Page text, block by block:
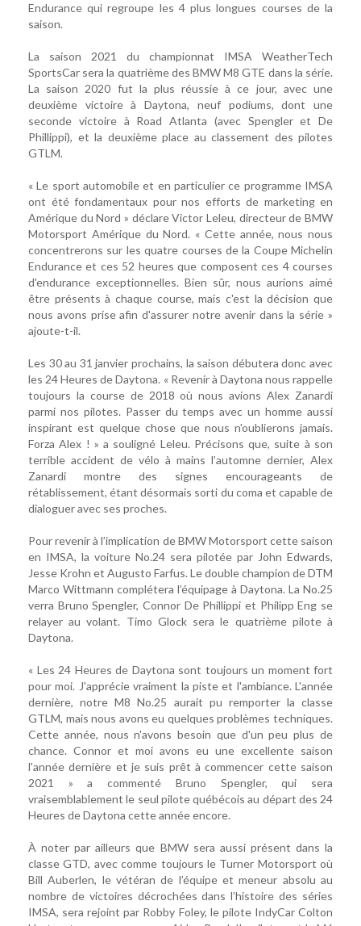
Endurance qui regroupe les 4 plus longues courses de la
saison.
La saison 2021 du championnat IMSA WeatherTech
SportsCar sera la quatrième des BMW M8 GTE dans la série.
La saison 2020 fut la plus réussie à ce jour, avec une
deuxième victoire à Daytona, neuf podiums, dont une
seconde victoire à Road Atlanta (avec Spengler et De
Phillippi), et la deuxième place au classement des pilotes
GTLM.
« Le sport automobile et en particulier ce programme IMSA
ont été fondamentaux pour nos efforts de marketing en
Amérique du Nord » déclare Victor Leleu, directeur de BMW
Motorsport Amérique du Nord. « Cette année, nous nous
concentrerons sur les quatre courses de la Coupe Michelin
Endurance et ces 52 heures que composent ces 4 courses
d'endurance exceptionnelles. Bien sûr, nous aurions aimé
être présents à chaque course, mais c'est la décision que
nous avons prise afin d'assurer notre avenir dans la série »
ajoute-t-il.
Les 30 au 31 janvier prochains, la saison débutera donc avec
les 24 Heures de Daytona. « Revenir à Daytona nous rappelle
toujours la course de 2018 où nous avions Alex Zanardi
parmi nos pilotes. Passer du temps avec un homme aussi
inspirant est quelque chose que nous n'oublierons jamais.
Forza Alex ! » a souligné Leleu. Précisons que, suite à son
terrible accident de vélo à mains l’automne dernier, Alex
Zanardi montre des signes encourageants de
rétablissement, étant désormais sorti du coma et capable de
dialoguer avec ses proches.
Pour revenir à l’implication de BMW Motorsport cette saison
en IMSA, la voiture No.24 sera pilotée par John Edwards,
Jesse Krohn et Augusto Farfus. Le double champion de DTM
Marco Wittmann complétera l’équipage à Daytona. La No.25
verra Bruno Spengler, Connor De Phillippi et Philipp Eng se
relayer au volant. Timo Glock sera le quatrième pilote à
Daytona.
« Les 24 Heures de Daytona sont toujours un moment fort
pour moi. J'apprécie vraiment la piste et l'ambiance. L'année
dernière, notre M8 No.25 aurait pu remporter la classe
GTLM, mais nous avons eu quelques problèmes techniques.
Cette année, nous n'avons besoin que d'un peu plus de
chance. Connor et moi avons eu une excellente saison
l'année dernière et je suis prêt à commencer cette saison
2021 » a commenté Bruno Spengler, qui sera
vraisemblablement le seul pilote québécois au départ des 24
Heures de Daytona cette année encore.
À noter par ailleurs que BMW sera aussi présent dans la
classe GTD, avec comme toujours le Turner Motorsport où
Bill Auberlen, le vétéran de l’équipe et meneur absolu au
nombre de victoires décrochées dans l’histoire des séries
IMSA, sera rejoint par Robby Foley, le pilote IndyCar Colton